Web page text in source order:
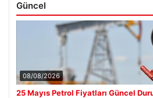
Güncel
08/08/2026
25 Mayıs Petrol Fiyatları Güncel